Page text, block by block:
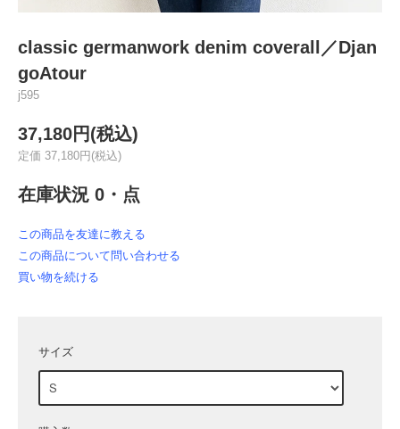
classic germanwork denim coverall／Djan
goAtour
j595
37,180円(税込)
定価 37,180円(税込)
在庫状況 0・点
この商品を友達に教える
この商品について問い合わせる
買い物を続ける
サイズ